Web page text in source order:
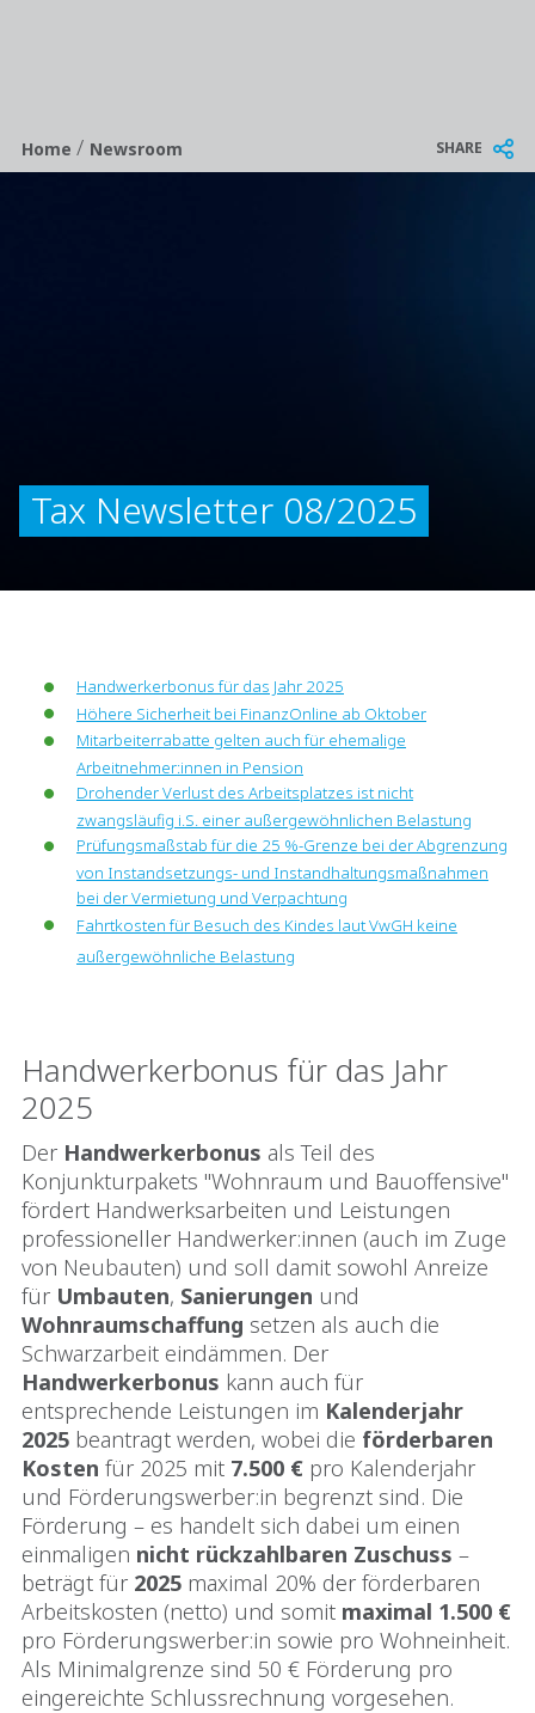
Breadcrumb
Home/ Newsroom SHARE
Tax Newsletter 08/2025
Handwerkerbonus für das Jahr 2025
Höhere Sicherheit bei FinanzOnline ab Oktober
Mitarbeiterrabatte gelten auch für ehemalige
Arbeitnehmer:innen in Pension
Drohender Verlust des Arbeitsplatzes ist nicht
zwangsläufig i.S. einer außergewöhnlichen Belastung
Prüfungsmaßstab für die 25 %-Grenze bei der Abgrenzung
von Instandsetzungs- und Instandhaltungsmaßnahmen
bei der Vermietung und Verpachtung
Fahrtkosten für Besuch des Kindes laut VwGH keine
außergewöhnliche Belastung
Handwerkerbonus für das Jahr
2025
Der Handwerkerbonus als Teil des
Konjunkturpakets "Wohnraum und Bauoffensive"
fördert Handwerksarbeiten und Leistungen
professioneller Handwerker:innen (auch im Zuge
von Neubauten) und soll damit sowohl Anreize
für Umbauten, Sanierungen und
Wohnraumschaffung setzen als auch die
Schwarzarbeit eindämmen. Der
Handwerkerbonus kann auch für
entsprechende Leistungen im Kalenderjahr
2025 beantragt werden, wobei die förderbaren
Kosten für 2025 mit 7.500 € pro Kalenderjahr
und Förderungswerber:in begrenzt sind. Die
Förderung – es handelt sich dabei um einen
einmaligen nicht rückzahlbaren Zuschuss –
beträgt für 2025 maximal 20% der förderbaren
Arbeitskosten (netto) und somit maximal 1.500 €
pro Förderungswerber:in sowie pro Wohneinheit.
Als Minimalgrenze sind 50 € Förderung pro
eingereichte Schlussrechnung vorgesehen.